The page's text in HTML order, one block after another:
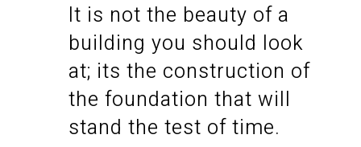
It is not the beauty of a
building you should look
at; its the construction of
the foundation that will
stand the test of time.